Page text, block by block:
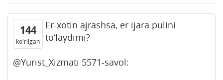
144
ko'rilgan
Er-xotin ajrashsa, er ijara pulini
to‘laydimi?
@Yurist_Xizmati 5571-savol: